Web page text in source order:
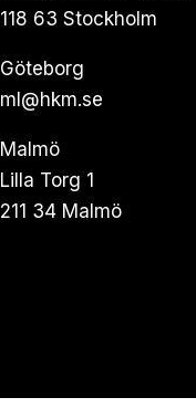
118 63 Stockholm
Göteborg
ml@hkm.se
Malmö
Lilla Torg 1
211 34 Malmö